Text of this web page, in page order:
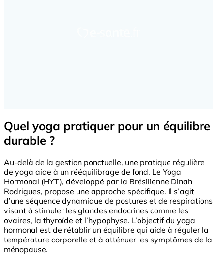
Quel yoga pratiquer pour un équilibre
durable ?
Au-delà de la gestion ponctuelle, une pratique régulière
de yoga aide à un rééquilibrage de fond. Le Yoga
Hormonal (HYT), développé par la Brésilienne Dinah
Rodrigues, propose une approche spécifique. Il s’agit
d’une séquence dynamique de postures et de respirations
visant à stimuler les glandes endocrines comme les
ovaires, la thyroïde et l’hypophyse. L’objectif du yoga
hormonal est de rétablir un équilibre qui aide à réguler la
température corporelle et à atténuer les symptômes de la
ménopause.